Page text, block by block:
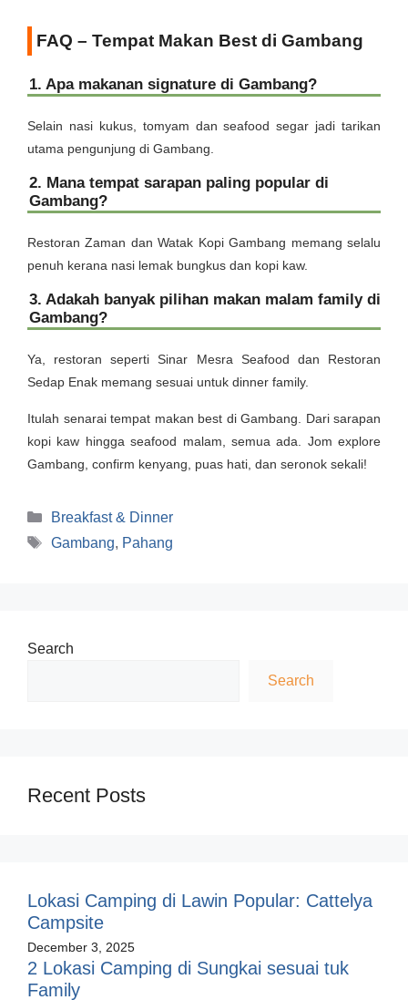
FAQ – Tempat Makan Best di Gambang
1. Apa makanan signature di Gambang?
Selain nasi kukus, tomyam dan seafood segar jadi tarikan
utama pengunjung di Gambang.
2. Mana tempat sarapan paling popular di
Gambang?
Restoran Zaman dan Watak Kopi Gambang memang selalu
penuh kerana nasi lemak bungkus dan kopi kaw.
3. Adakah banyak pilihan makan malam family di
Gambang?
Ya, restoran seperti Sinar Mesra Seafood dan Restoran
Sedap Enak memang sesuai untuk dinner family.
Itulah senarai tempat makan best di Gambang. Dari sarapan
kopi kaw hingga seafood malam, semua ada. Jom explore
Gambang, confirm kenyang, puas hati, dan seronok sekali!
Categories
Breakfast & Dinner
Tags
Gambang, Pahang
Search
Search
Recent Posts
Lokasi Camping di Lawin Popular: Cattelya
Campsite
December 3, 2025
2 Lokasi Camping di Sungkai sesuai tuk
Family